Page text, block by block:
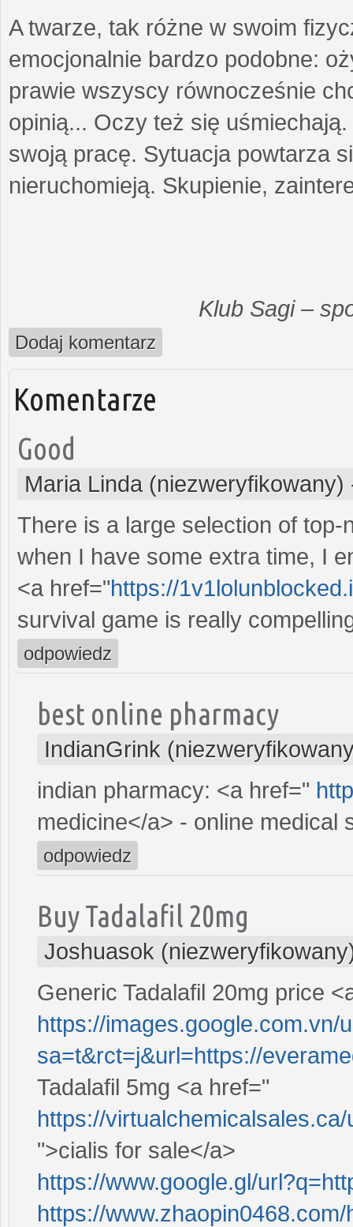
A twarze, tak różne w swoim
emocjonalnie bardzo podobne:
prawie wszyscy równocześnie
opinią... Oczy też się
swoją pracę. Sytuacja powtarza
nieruchomieją. Skupienie,
Klub Sagi –
Dodaj komentarz
Komentarze
Good
Maria Linda (niezweryfikowany)
There is a large selection of
when I have some extra time, I
<a href="https://
survival game is really
odpowiedz
best online pharmacy
IndianGrink
indian pharmacy: <a href="
medicine</a> - online medical
odpowiedz
Buy Tadalafil 20mg
Joshuasok
Generic Tadalafil 20mg price
https://images.google.com.vn/
sa=t&rct=j&url=https://
Tadalafil 5mg <a href="
https://
">cialis for sale</a>
https://www.google.gl/
https://